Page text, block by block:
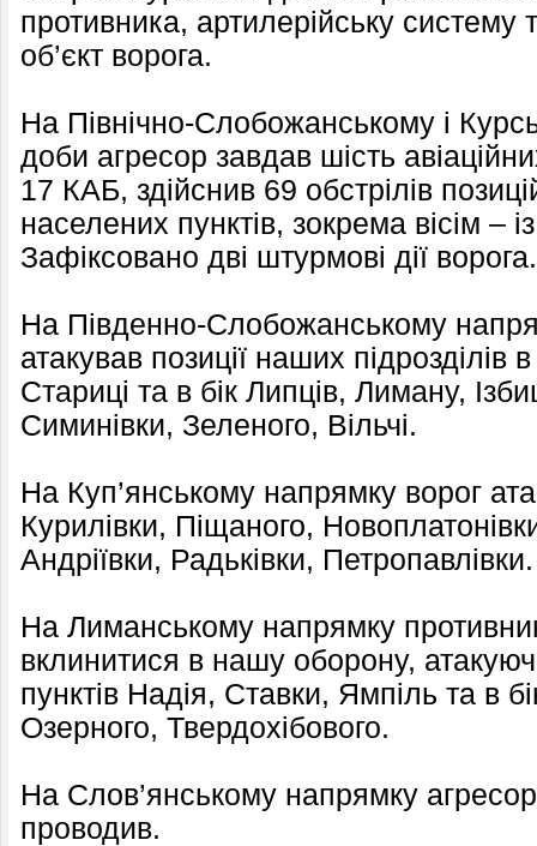
противника, артилерійську
об’єкт ворога.
На Північно-Слобожанському і
доби агресор завдав шість
17 КАБ, здійснив 69 обстрілів
населених пунктів, зокрема вісім –
Зафіксовано дві штурмові дії ворога.
На Південно-Слобожанському
атакував позиції наших
Стариці та в бік Липців, Лиману,
Симинівки, Зеленого, Вільчі.
На Куп’янському напрямку ворог
Курилівки, Піщаного,
Андріївки, Радьківки, Петропавлівки.
На Лиманському напрямку
вклинитися в нашу оборону,
пунктів Надія, Ставки, Ямпіль та в
Озерного, Твердохібового.
На Слов’янському напрямку
проводив.